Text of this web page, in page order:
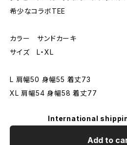
希少なコラボTEE
カラー サンドカーキ
サイズ L・XL
L 肩幅50 身幅55 着丈73
XL 肩幅54 身幅58 着丈77
International
Add to